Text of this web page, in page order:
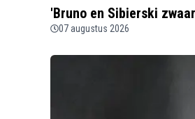
'Bruno en Sibierski
07 augustus 2026